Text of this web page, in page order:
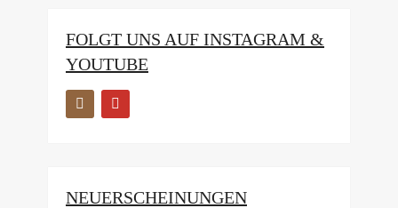
FOLGT UNS AUF INSTAGRAM &
YOUTUBE
NEUERSCHEINUNGEN